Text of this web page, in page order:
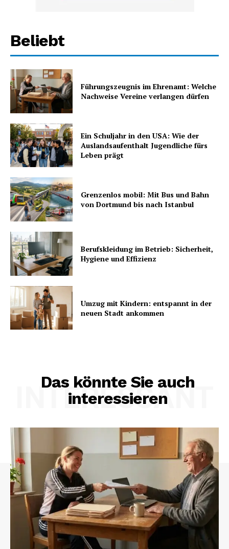
Beliebt
Führungszeugnis im Ehrenamt: Welche
Nachweise Vereine verlangen dürfen
Ein Schuljahr in den USA: Wie der
Auslandsaufenthalt Jugendliche fürs
Leben prägt
Grenzenlos mobil: Mit Bus und Bahn
von Dortmund bis nach Istanbul
Berufskleidung im Betrieb: Sicherheit,
Hygiene und Effizienz
Umzug mit Kindern: entspannt in der
neuen Stadt ankommen
Das könnte Sie auch
interessieren
INTERESSANT